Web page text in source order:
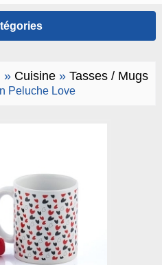
» Cuisine» Tasses / Mugs
Peluche Love